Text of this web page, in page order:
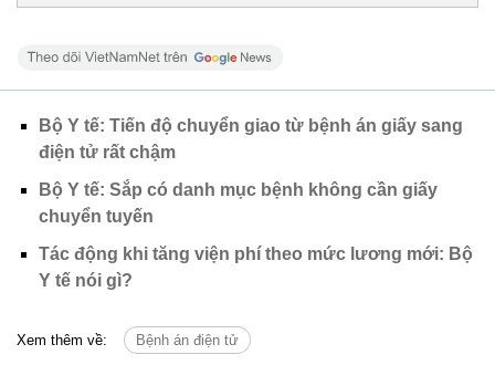
Bộ Y tế: Tiến độ chuyển giao từ bệnh án giấy sang
điện tử rất chậm
Bộ Y tế: Sắp có danh mục bệnh không cần giấy
chuyển tuyến
Tác động khi tăng viện phí theo mức lương mới: Bộ
Y tế nói gì?
Xem thêm về: Bệnh án điện tử